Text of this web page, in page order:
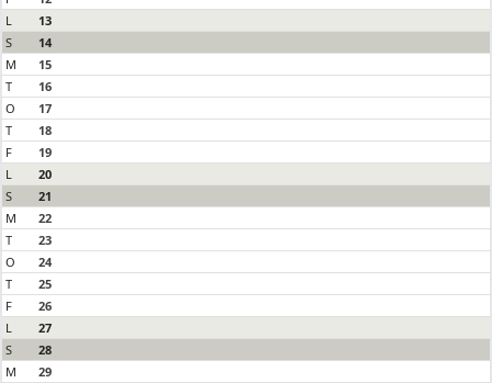
L
13
S
14
M
15
T
16
O
17
T
18
F
19
L
20
S
21
M
22
T
23
O
24
T
25
F
26
L
27
S
28
M
29